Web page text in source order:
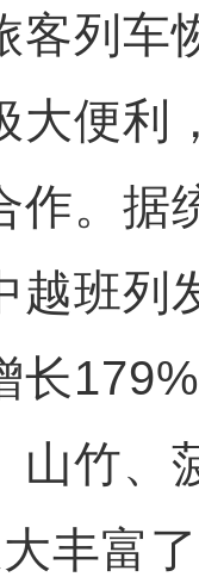
列车
大便利
作。据
越班列
长
山竹、
丰富